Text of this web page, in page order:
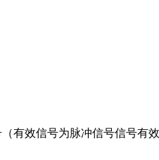
有效信号为脉冲信号信号有